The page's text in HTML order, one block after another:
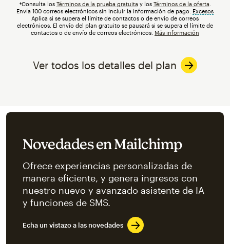
†Consulta los Términos de la prueba gratuita y los Términos de la oferta
Envía 100 correos electrónicos sin incluir la información de pago.
Excesos
Aplica si se supera el límite de contactos o de envío de correos
electrónicos. El envío del plan gratuito se pausará si se supera el límite de
contactos o de envío de correos electrónicos. Más información
Ver todos los detalles del plan
Something went wrong
An error occurred, please try again later.
Novedades en Mailchimp
Ofrece experiencias personalizadas de
manera eficiente, y genera ingresos con
nuestro nuevo y avanzado asistente de IA
y funciones de SMS.
Echa un vistazo a las novedades